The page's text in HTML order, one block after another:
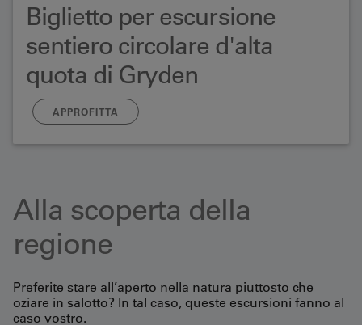
Biglietto per escursione
sentiero circolare d'alta
quota di Gryden
30% in meno per il paesaggio unico del cratere sul
Betelberg a Lenk
APPROFITTA
Alla scoperta della
regione
Preferite stare all’aperto nella natura piuttosto che
oziare in salotto? In tal caso, queste escursioni fanno al
caso vostro.